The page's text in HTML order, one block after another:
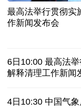
7月份中国仓储指
乌总统呼吁向乌提
日本广岛废墟旁响
最高法举行贯彻实
作新闻发布会
6日10:00 最高法
解释清理工作新闻
4日10:30 中国气